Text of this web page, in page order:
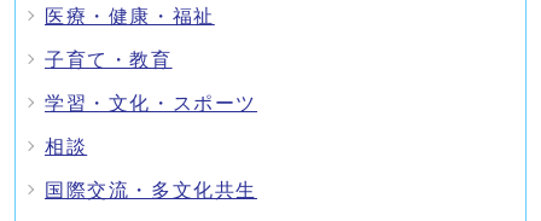
医療・健康・福祉
子育て・教育
学習・文化・スポーツ
相談
国際交流・多文化共生